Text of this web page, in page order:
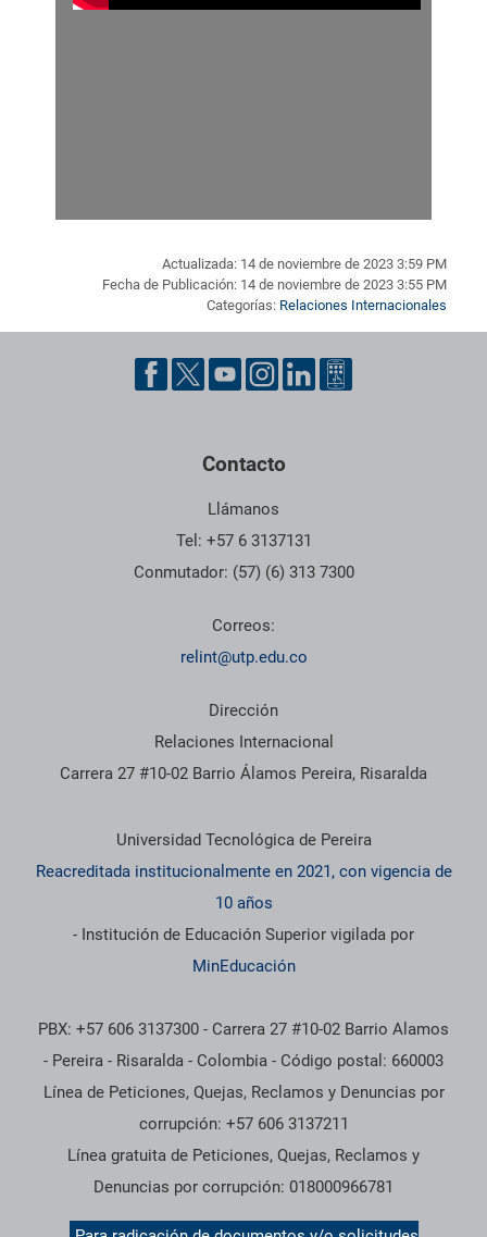
Actualizada: 14 de noviembre de 2023 3:59 PM
Fecha de Publicación: 14 de noviembre de 2023 3:55 PM
Categorías: Relaciones Internacionales
Pie de página con información de contacto, redes sociales y
Contacto
Llámanos
Tel: +57 6 3137131
Conmutador: (57) (6) 313 7300
Correos:
relint@utp.edu.co
Dirección
Relaciones Internacional
Carrera 27 #10-02 Barrio Álamos Pereira, Risaralda
Información institucional
Universidad Tecnológica de Pereira
Reacreditada institucionalmente en 2021, con vigencia de
10 años
- Institución de Educación Superior vigilada por
MinEducación
PBX: +57 606 3137300 - Carrera 27 #10-02 Barrio Alamos
- Pereira - Risaralda - Colombia - Código postal: 660003
Línea de Peticiones, Quejas, Reclamos y Denuncias por
corrupción: +57 606 3137211
Línea gratuita de Peticiones, Quejas, Reclamos y
Denuncias por corrupción: 018000966781